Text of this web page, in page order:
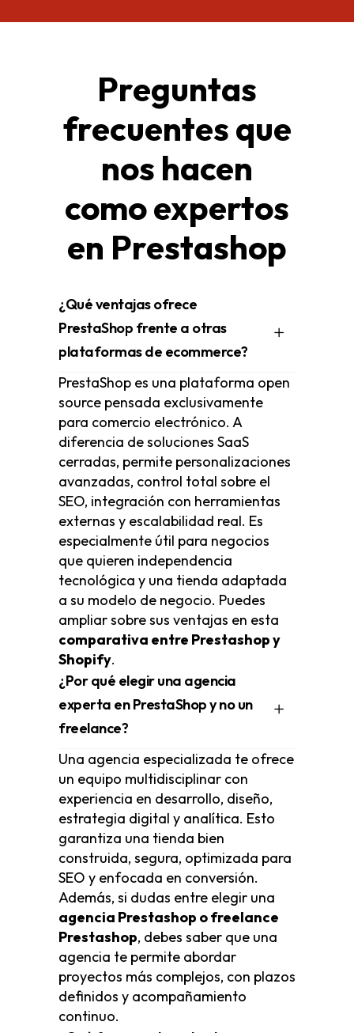
Preguntas
frecuentes que
nos hacen
como expertos
en Prestashop
¿Qué ventajas ofrece
PrestaShop frente a otras
plataformas de ecommerce?
PrestaShop es una plataforma open
source pensada exclusivamente
para comercio electrónico. A
diferencia de soluciones SaaS
cerradas, permite personalizaciones
avanzadas, control total sobre el
SEO, integración con herramientas
externas y escalabilidad real. Es
especialmente útil para negocios
que quieren independencia
tecnológica y una tienda adaptada
a su modelo de negocio. Puedes
ampliar sobre sus ventajas en esta
comparativa entre Prestashop y
Shopify.
¿Por qué elegir una agencia
experta en PrestaShop y no un
freelance?
Una agencia especializada te ofrece
un equipo multidisciplinar con
experiencia en desarrollo, diseño,
estrategia digital y analítica. Esto
garantiza una tienda bien
construida, segura, optimizada para
SEO y enfocada en conversión.
Además, si dudas entre elegir una
agencia Prestashop o freelance
Prestashop, debes saber que una
agencia te permite abordar
proyectos más complejos, con plazos
definidos y acompañamiento
continuo.